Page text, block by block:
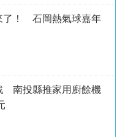
了！ 石岡熱氣球嘉年
南投縣推家用廚餘機